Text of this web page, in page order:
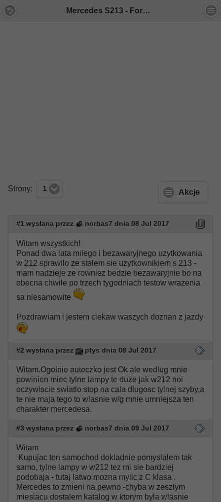
Mercedes S213 - Forum Mercedes E-Klasa
Strony: 1 Akcje
#1 wysłana przez norbas7 dnia 08 Jul 2017
Witam wszystkich!
Ponad dwa lata milego i bezawaryjnego uzytkowania
w 212 sprawilo ze stalem sie uzytkownikiem s 213 -
mam nadzieje ze rowniez bedzie bezawaryjnie bo na
obecna chwile po trzech tygodniach testow wrazenia
sa niesamowite
Pozdrawiam i jestem ciekaw waszych doznan z jazdy
#2 wysłana przez ptys dnia 08 Jul 2017
Witam.Ogolnie auteczko jest Ok ale wedlug mnie
powinien miec tylne lampy te duze jak w212 noi
oczywiscie swiatlo stop na cala dlugosc tylnej szyby,a
te nie maja tego to wlasnie w/g mnie umniejsza ten
charakter mercedesa.
#3 wysłana przez norbas7 dnia 09 Jul 2017
Witam
Kupujac ten samochod dokladnie pomyslalem tak
samo, tylne lampy w w212 tez mi sie bardziej
podobaja - tutaj latwo mozna mylic z C klasa .
Mercedes to zmieni na pewno -chyba w zeszlym
miesiacu dostalem katalog w ktorym byla wlasnie